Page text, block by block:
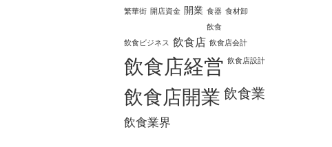
繁華街 開店資金 開業 食器 食材卸
飲食
飲食ビジネス 飲食店 飲食店会計
飲食店経営 飲食店設計
飲食店開業 飲食業
飲食業界